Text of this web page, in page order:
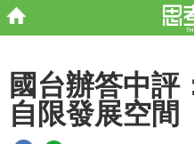
國台辦答中評
自限發展空間